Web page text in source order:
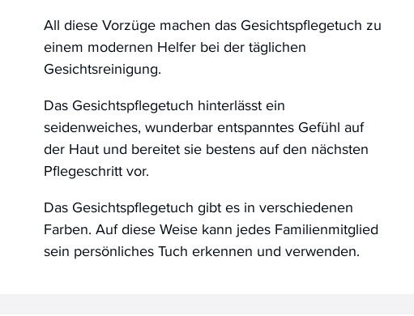
All diese Vorzüge machen das Gesichtspflegetuch zu
einem modernen Helfer bei der täglichen
Gesichtsreinigung.
Das Gesichtspflegetuch hinterlässt ein
seidenweiches, wunderbar entspanntes Gefühl auf
der Haut und bereitet sie bestens auf den nächsten
Pflegeschritt vor.
Das Gesichtspflegetuch gibt es in verschiedenen
Farben. Auf diese Weise kann jedes Familienmitglied
sein persönliches Tuch erkennen und verwenden.